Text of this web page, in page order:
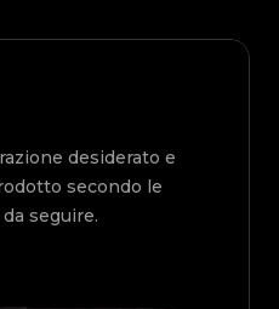
desiderato e
secondo le
seguire.